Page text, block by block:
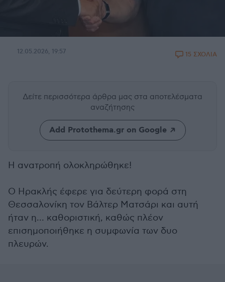
12.05.2026, 19:57 15 ΣΧΟΛΙΑ
Δείτε περισσότερα άρθρα μας στα αποτελέσματα
αναζήτησης
Add Protothema.gr on Google
Η ανατροπή ολοκληρώθηκε!
Ο Ηρακλής έφερε για δεύτερη φορά στη
Θεσσαλονίκη τον Βάλτερ Ματσάρι και αυτή
ήταν η... καθοριστική, καθώς πλέον
επισημοποιήθηκε η συμφωνία των δυο
πλευρών.